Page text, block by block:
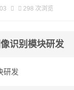
298 次浏览
识别模块研发
研发